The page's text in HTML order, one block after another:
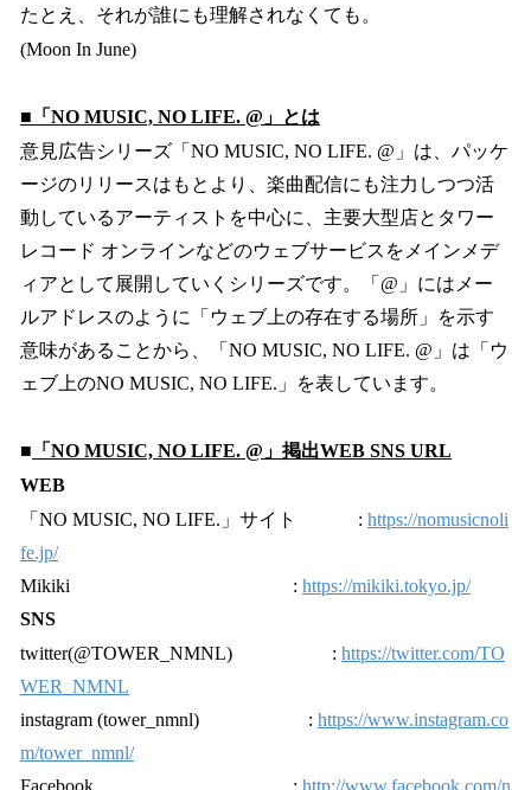
たとえ、それが誰にも理解されなくても。
(Moon In June)
■「NO MUSIC, NO LIFE. @」とは
意見広告シリーズ「NO MUSIC, NO LIFE. @」は、パッケ
ージのリリースはもとより、楽曲配信にも注力しつつ活
動しているアーティストを中心に、主要大型店とタワー
レコード オンラインなどのウェブサービスをメインメデ
ィアとして展開していくシリーズです。「@」にはメー
ルアドレスのように「ウェブ上の存在する場所」を示す
意味があることから、「NO MUSIC, NO LIFE. @」は「ウ
ェブ上のNO MUSIC, NO LIFE.」を表しています。
■ 「NO MUSIC, NO LIFE. @」掲出WEB SNS URL
WEB
「NO MUSIC, NO LIFE.」サイト : https://nomusicnoli
fe.jp/
Mikiki : https://mikiki.tokyo.jp/
SNS
twitter(@TOWER_NMNL) : https://twitter.com/TO
WER_NMNL
instagram (tower_nmnl) : https://www.instagram.co
m/tower_nmnl/